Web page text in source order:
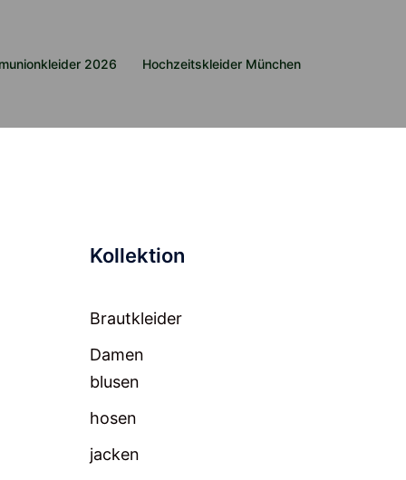
2026 Hochzeitskleider München
Kollektion
Brautkleider
Damen
blusen
hosen
jacken